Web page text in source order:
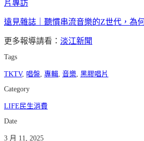
片專訪
遠見雜誌｜聽慣串流音樂的Z世代，為
更多報導請看： 淡江新聞
Tags
TKTV, 唱盤 專輯 音樂 黑膠唱片
Category
LIFE民生消費
Date
3 月 11, 2025